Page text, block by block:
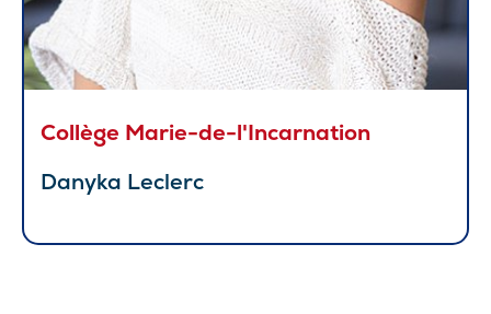
Collège Marie-de-l'Incarnation
Danyka Leclerc